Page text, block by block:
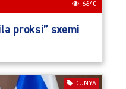
6640
proksi” sxemi
DÜNYA